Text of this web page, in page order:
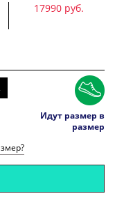
17990 руб.
Идут размер в
размер